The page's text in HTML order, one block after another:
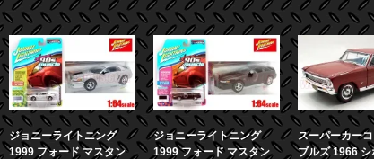
ジョニーライトニング
1999 フォード マスタン
ジョニーライトニング
1999 フォード マスタン
スーパーカー
ブルズ 1966 シ